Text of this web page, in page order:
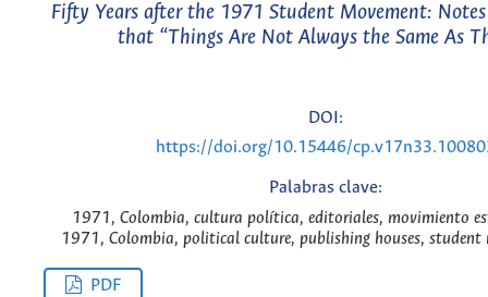
Fifty Years after the 1971 Student Movement: Notes
that “Things Are Not Always the Same As
DOI:
https://doi.org/10.15446/
Palabras clave:
1971, Colombia, cultura política, editoriales, movimiento
1971, Colombia, political culture, publishing houses, student
PDF